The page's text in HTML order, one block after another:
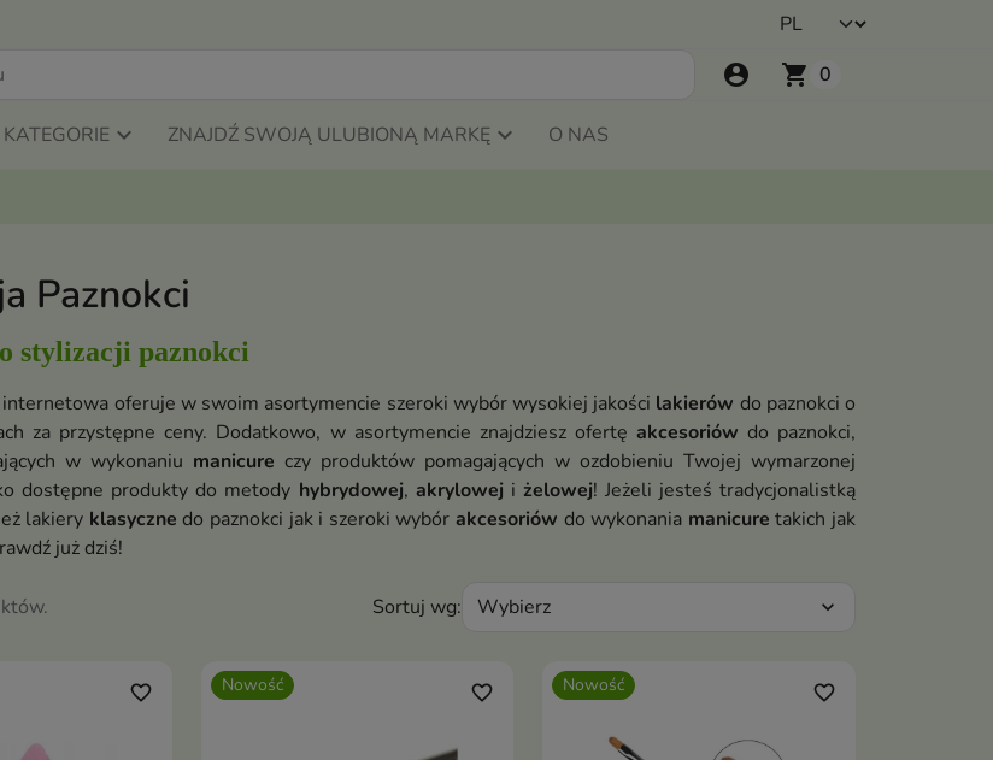
account_circle shopping_cart 0
KATEGORIE ZNAJDŹ SWOJĄ ULUBIONĄ MARKĘ O NAS
Paznokci
stylizacji paznokci
internetowa oferuje w swoim asortymencie szeroki wybór wysokiej jakości lakierów do paznokci o
za przystępne ceny. Dodatkowo, w asortymencie znajdziesz ofertę akcesoriów do paznokci,
w wykonaniu manicure czy produktów pomagających w ozdobieniu Twojej wymarzonej
dostępne produkty do metody hybrydowej, akryloweji żelowej! Jeżeli jesteś tradycjonalistką
lakiery klasyczne do paznokci jak i szeroki wybórakcesoriów do wykonania manicure takich jak
już dziś!
Sortuj wg: Wybierz expand_more
favorite_border Nowość favorite_border Nowość favorite_border